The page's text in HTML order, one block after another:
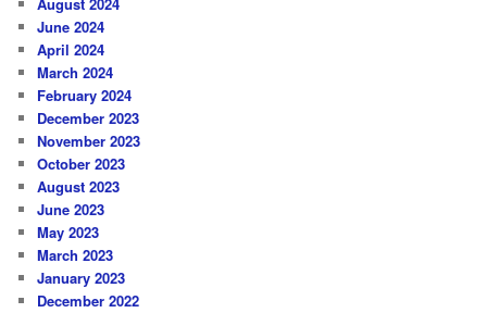
June 2024
April 2024
March 2024
February 2024
December 2023
November 2023
October 2023
August 2023
June 2023
May 2023
March 2023
January 2023
December 2022